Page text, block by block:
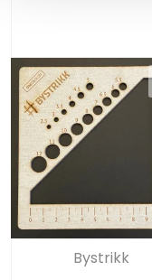
Bystrikk